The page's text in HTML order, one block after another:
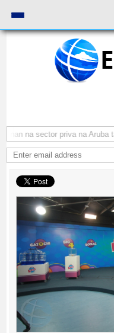
na sector priva na Aruba